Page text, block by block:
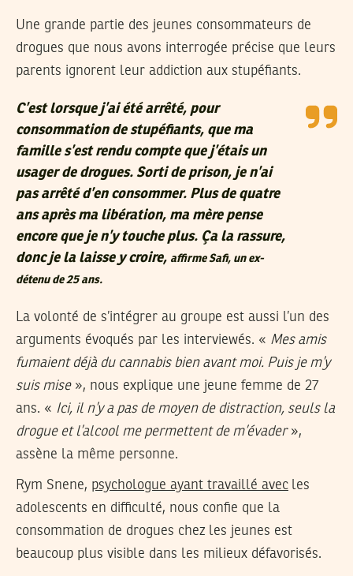
Une grande partie des jeunes consommateurs de
drogues que nous avons interrogée précise que leurs
parents ignorent leur addiction aux stupéfiants.
C’est lorsque j’ai été arrêté, pour
consommation de stupéfiants, que ma
famille s’est rendu compte que j’étais un
usager de drogues. Sorti de prison, je n’ai
pas arrêté d’en consommer. Plus de quatre
ans après ma libération, ma mère pense
encore que je n’y touche plus. Ça la rassure,
donc je la laisse y croire, affirme Safi, un ex-
détenu de 25 ans.
La volonté de s’intégrer au groupe est aussi l’un des
arguments évoqués par les interviewés. « Mes amis
fumaient déjà du cannabis bien avant moi. Puis je m’y
suis mise», nous explique une jeune femme de 27
ans. « Ici, il n’y a pas de moyen de distraction, seuls la
drogue et l’alcool me permettent de m’évader»,
assène la même personne.
Rym Snene, psychologue ayant travaillé avec les
adolescents en difficulté, nous confie que la
consommation de drogues chez les jeunes est
beaucoup plus visible dans les milieux défavorisés.